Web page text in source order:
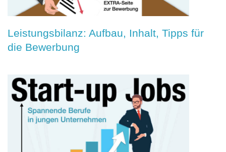
Leistungsbilanz: Aufbau, Inhalt, Tipps für
die Bewerbung